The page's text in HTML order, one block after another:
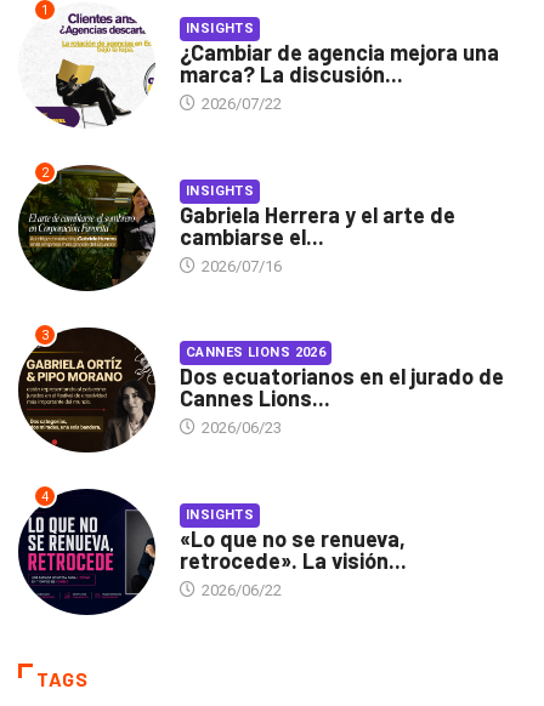
1
INSIGHTS
¿Cambiar de agencia mejora una
marca? La discusión...
2026/07/22
2
INSIGHTS
Gabriela Herrera y el arte de
cambiarse el...
2026/07/16
3
CANNES LIONS 2026
Dos ecuatorianos en el jurado de
Cannes Lions...
2026/06/23
4
INSIGHTS
«Lo que no se renueva,
retrocede». La visión...
2026/06/22
TAGS